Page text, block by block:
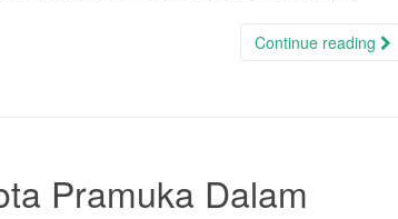
Continue reading
Pramuka Dalam